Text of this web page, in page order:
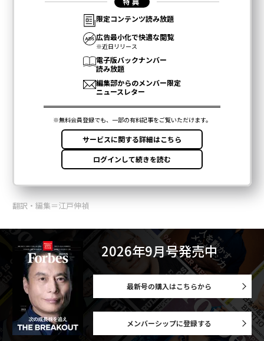
翻訳・編集＝江戸伸禎
2026年9月号発売中
最新号の購入はこちらから
メンバーシップに登録する